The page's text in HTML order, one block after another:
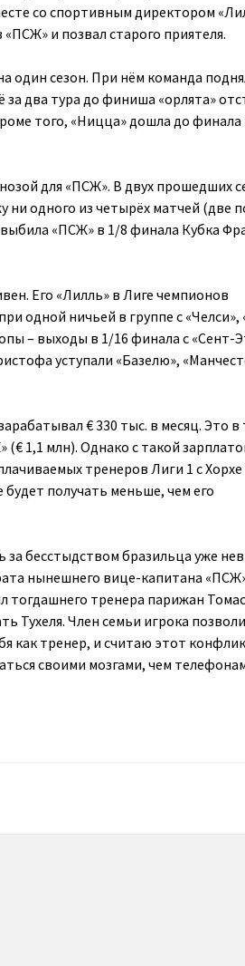
со спортивным директором
и позвал старого приятеля.
один сезон. При нём команда
два тура до финиша «орлята»
того, «Ницца» дошла до финала
для «ПСЖ». В двух прошедших
ни одного из четырёх матчей (две
«ПСЖ» в 1/8 финала Кубка
Его «Лилль» в Лиге чемпионов
одной ничьей в группе с «Челси»,
– выходы в 1/16 финала с «Сент-
уступали «Базелю»,
€ 330 тыс. в месяц. Это в
1,1 млн). Однако с такой
тренеров Лиги 1 с
будет получать меньше, чем его
бесстыдством бразильца уже
нынешнего вице-капитана
тренера парижан
Тухеля. Член семьи игрока
как тренер, и считаю этот
своими мозгами, чем